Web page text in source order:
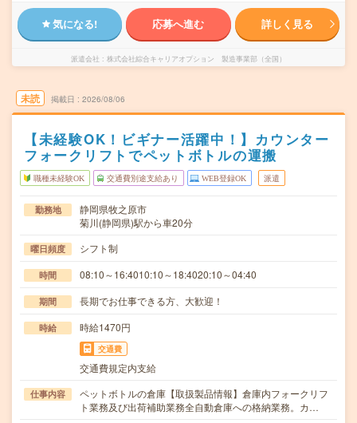
気になる! 応募へ進む 詳しく見る
派遣会社 株式会社綜合キャリアオプション 製造事業部（全国）
未読 掲載日 2026/08/06
【未経験OK！ビギナー活躍中！】カウンター
フォークリフトでペットボトルの運搬
職種未経験OK 交通費別途支給あり WEB登録OK 派遣
勤務地
静岡県牧之原市
菊川(静岡県)駅から車20分
曜日頻度 シフト制
時間 08:10～16:4010:10～18:4020:10～04:40
期間 長期でお仕事できる方、大歓迎！
時給 時給1470円
交通費
交通費規定内支給
仕事内容
ペットボトルの倉庫【取扱製品情報】倉庫内フォークリフ
ト業務及び出荷補助業務全自動倉庫への格納業務。カ…